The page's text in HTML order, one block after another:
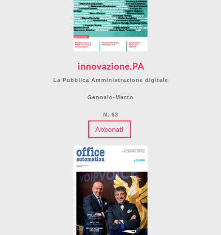
innovazione.PA
La Pubblica Amministrazione digitale
Gennaio-Marzo
N. 63
Abbonati